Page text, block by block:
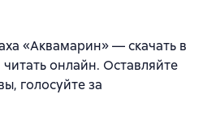
«Аквамарин» — скачать в
онлайн. Оставляйте
голосуйте за